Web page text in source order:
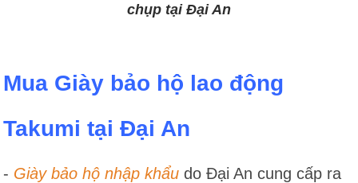
chụp tại Đại An
Mua Giày bảo hộ lao động
Takumi tại Đại An
- Giày bảo hộ nhập khẩu do Đại An cung cấp ra